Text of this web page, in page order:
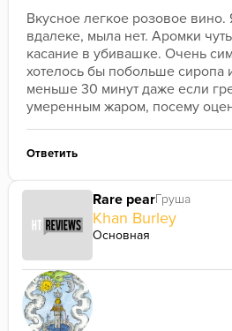
Вкусное легкое розовое вино.
вдалеке, мыла нет. Аромки
касание в убивашке. Очень
хотелось бы побольше сиропа
меньше 30 минут даже если
умеренным жаром, посему
Ответить
Rare pearГруша
Khan Burley
Основная